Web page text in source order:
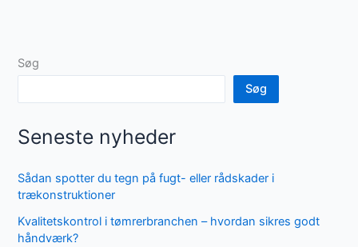
Søg
Søg
Seneste nyheder
Sådan spotter du tegn på fugt- eller rådskader i
trækonstruktioner
Kvalitetskontrol i tømrerbranchen – hvordan sikres godt
håndværk?